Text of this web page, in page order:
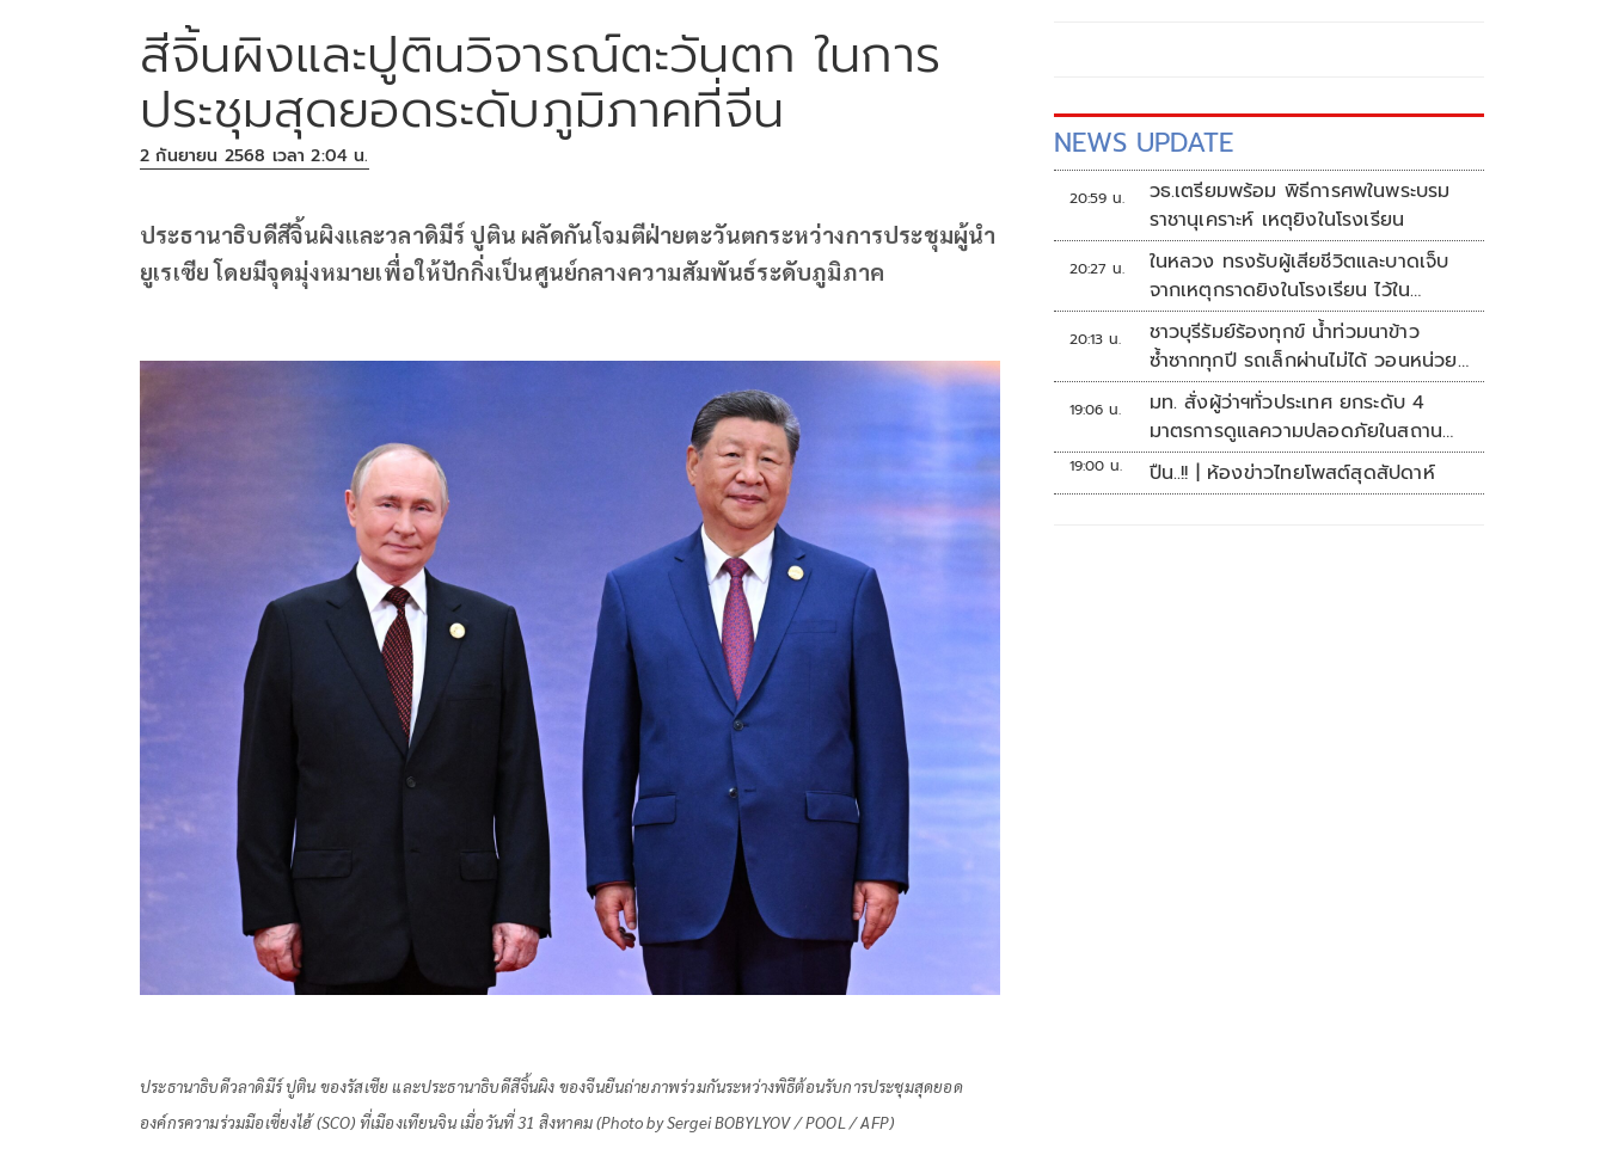
สีจิ้นผิงและปูตินวิจารณ์ตะวันตก ในการ
ประชุมสุดยอดระดับภูมิภาคที่จีน
2 กันยายน 2568 เวลา 2:04 น.
ประธานาธิบดีสีจิ้นผิงและวลาดิมีร์ ปูติน ผลัดกันโจมตีฝ่ายตะวันตกระหว่างการประชุมผู้นำ
ยูเรเซีย โดยมีจุดมุ่งหมายเพื่อให้ปักกิ่งเป็นศูนย์กลางความสัมพันธ์ระดับภูมิภาค
ประธานาธิบดีวลาดิมีร์ ปูติน ของรัสเซีย และประธานาธิบดีสีจิ้นผิง ของจีนยืนถ่ายภาพร่วมกันระหว่างพิธีต้อนรับการประชุมสุดยอด
องค์กรความร่วมมือเซี่ยงไฮ้ (SCO) ที่เมืองเทียนจิน เมื่อวันที่ 31 สิงหาคม (Photo by Sergei BOBYLYOV / POOL / AFP)
NEWS UPDATE
20:59 น.
วธ.เตรียมพร้อม พิธีการศพในพระบรม
ราชานุเคราะห์ เหตุยิงในโรงเรียน
20:27 น.
ในหลวง ทรงรับผู้เสียชีวิตและบาดเจ็บ
จากเหตุกราดยิงในโรงเรียน ไว้ใน
พระบรมราชานุเคราะห์
20:13 น.
ชาวบุรีรัมย์ร้องทุกข์ น้ำท่วมนาข้าว
ซ้ำซากทุกปี รถเล็กผ่านไม่ได้ วอนหน่วย
งานเร่งแก้ไข
19:06 น.
มท. สั่งผู้ว่าฯทั่วประเทศ ยกระดับ 4
มาตรการดูแลความปลอดภัยในสถาน
ศึกษา
19:00 น. ปืน..!! | ห้องข่าวไทยโพสต์สุดสัปดาห์